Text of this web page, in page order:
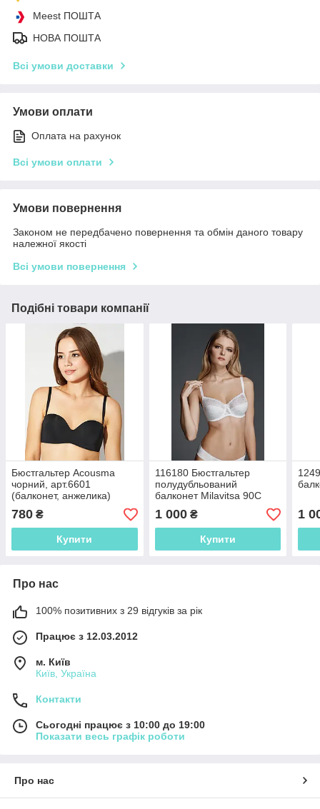
Meest ПОШТА
НОВА ПОШТА
Всі умови доставки
Умови оплати
Оплата на рахунок
Всі умови оплати
Умови повернення
Законом не передбачено повернення та обмін даного товару
належної якості
Всі умови повернення
Подібні товари компанії
Бюстгальтер Acousma
чорний, арт.6601
(балконет, анжелика)
780 ₴
Купити
116180 Бюстгальтер
полудубльований
балконет Milavitsa 90С
80С
1 000₴
Купити
1
Про нас
100% позитивних з 29 відгуків за рік
Працює з 12.03.2012
м. Київ
Київ, Україна
Контакти
Сьогодні працює з 10:00 до 19:00
Показати весь графік роботи
Про нас